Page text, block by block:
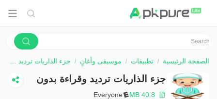
الصفحة الرئيسية تطبيقات موسيقى وأغانٍ جزء الذاريات ترديد وقراءة بدون
جزء الذاريات ترديد وقراءة بدون
40.8 MB
Everyone